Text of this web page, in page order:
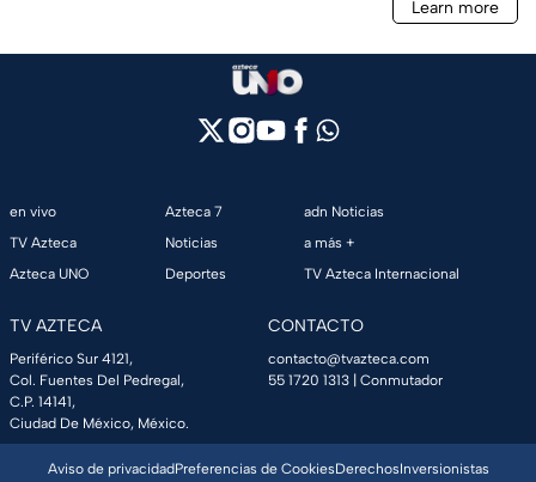
en vivo
TV Azteca
Azteca UNO
Azteca 7
Noticias
Deportes
adn Noticias
a más +
TV Azteca Internacional
TV AZTECA
Periférico Sur 4121,
Col. Fuentes Del Pedregal,
C.P. 14141,
Ciudad De México, México.
CONTACTO
contacto@tvazteca.com
55 1720 1313 | Conmutador
Aviso de privacidadPreferencias de CookiesDerechosInversionistas